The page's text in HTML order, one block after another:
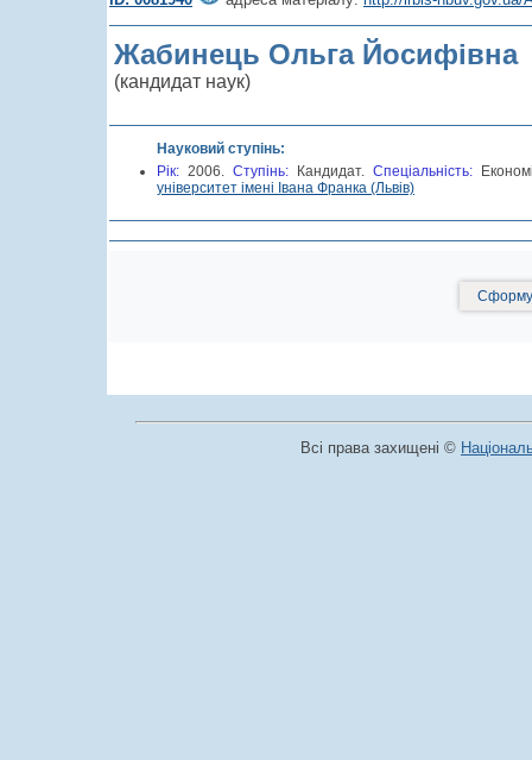
Жабинець Ольга Йосифівна
(кандидат наук)
Науковий ступінь:
Рік: 2006. Cтупінь: Кандидат. Спеціальність:
університет імені Івана Франка (Львів)
Всі права захищені ©